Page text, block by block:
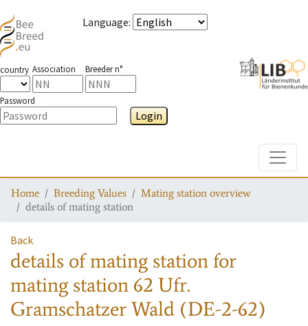
Language:
country Association Breeder n°
Password
Login
Home Breeding Values
Mating station overview
details of mating station
Back
details of mating stationfor
mating station 62 Ufr.
Gramschatzer Wald (DE-2-62)